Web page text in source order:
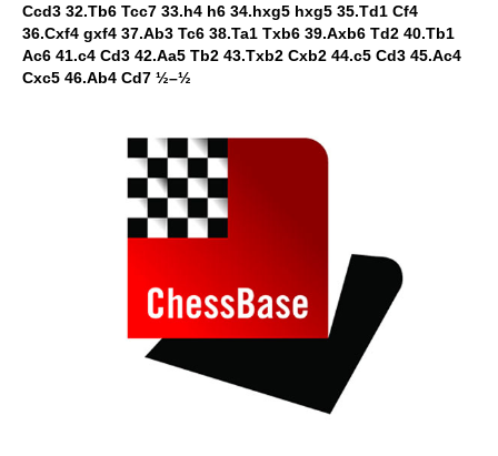
Ccd3 32.Tb6 Tcc7 33.h4 h6 34.hxg5 hxg5 35.Td1 Cf4
36.Cxf4 gxf4 37.Ab3 Tc6 38.Ta1 Txb6 39.Axb6 Td2 40.Tb1
Ac6 41.c4 Cd3 42.Aa5 Tb2 43.Txb2 Cxb2 44.c5 Cd3 45.Ac4
Cxc5 46.Ab4 Cd7 ½–½